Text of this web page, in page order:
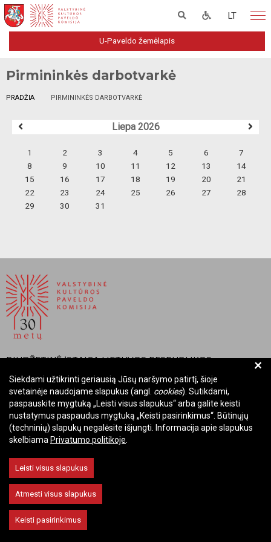
LT
U-Paveldo žemėlapis
Pirmininkės darbotvarkė
PRADŽIA PIRMININKĖS DARBOTVARKĖ
Liepa 2026
1 2 3 4 5 6
7
8
9 10 11 12 13
14
15
16 17 18 19 20
21
22
23 24 25 26 27
28
29
30 31
BIUDŽETINĖ ĮSTAIGA LIETUVOS RESPUBLIKOS
VALSTYBINĖ KULTŪROS PAVELDO KOMISIJA
Įmonės kodas: Juridinių asmenų registre 288700520
Adresas: Rūdninkų g. 13, 01135 Vilnius
Telefonas: +370 699 13972
El. paštas: komisija@vkpk.lt
Keisti slapukų nustatymus
+
Siekdami užtikrinti geriausią Jūsų naršymo patirtį, šioje
svetainėje naudojame slapukus (angl. cookies). Sutikdami,
paspauskite mygtuką „Leisti visus slapukus“ arba galite keisti
nustatymus paspaudus mygtuką „Keisti pasirinkimus“. Būtinųjų
(techninių) slapukų negalėsite išjungti. Informacija apie slapukus
skelbiama Privatumo politikoje
Leisti visus slapukus
Atmesti visus slapukus
Keisti pasirinkimus